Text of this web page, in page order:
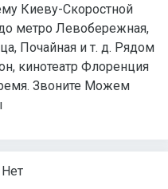
Киеву-Скоростной
метро Левобережная,
Почайная и т. д. Рядом
кинотеатр Флоренция
Звоните Можем
Нет